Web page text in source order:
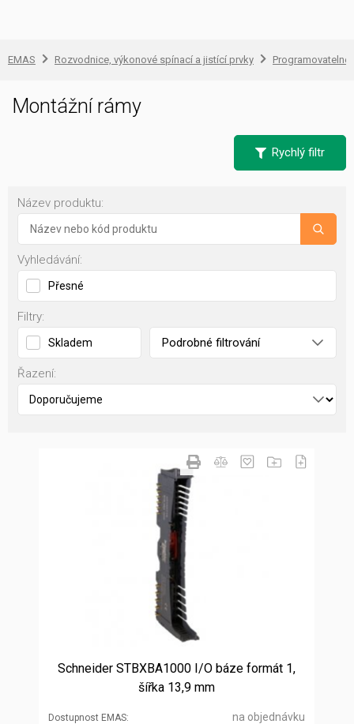
EMAS Rozvodnice, výkonové spínací a jistící prvky Programovatelné
Montážní rámy
Rychlý filtr
Název produktu:
Vyhledávání:
Přesné
Filtry:
Skladem Podrobné filtrování
Řazení:
Schneider STBXBA1000 I/O báze formát 1,
šířka 13,9 mm
Dostupnost EMAS na objednávku